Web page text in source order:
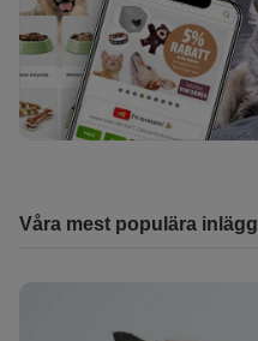
Våra mest populära inlägg